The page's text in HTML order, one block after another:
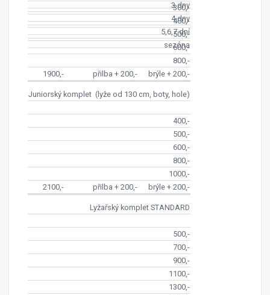
3 dny
4 dny
5,6,7 dní
sezóna
300,-
400,-
500,-
600,-
800,-
1900,- přilba + 200,- brýle + 200,-
Juniorský komplet (lyže od 130 cm, boty, hole)
400,-
500,-
600,-
800,-
1000,-
2100,- přilba + 200,- brýle + 200,-
Lyžařský komplet STANDARD
500,-
700,-
900,-
1100,-
1300,-